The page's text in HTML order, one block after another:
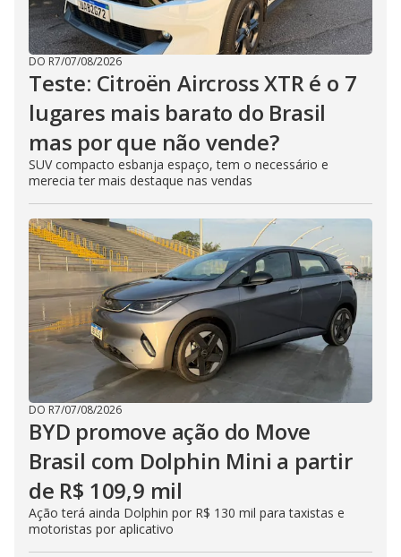
DO R7/07/08/2026
Teste: Citroën Aircross XTR é o 7
lugares mais barato do Brasil
mas por que não vende?
SUV compacto esbanja espaço, tem o necessário e
merecia ter mais destaque nas vendas
DO R7/07/08/2026
BYD promove ação do Move
Brasil com Dolphin Mini a partir
de R$ 109,9 mil
Ação terá ainda Dolphin por R$ 130 mil para taxistas e
motoristas por aplicativo